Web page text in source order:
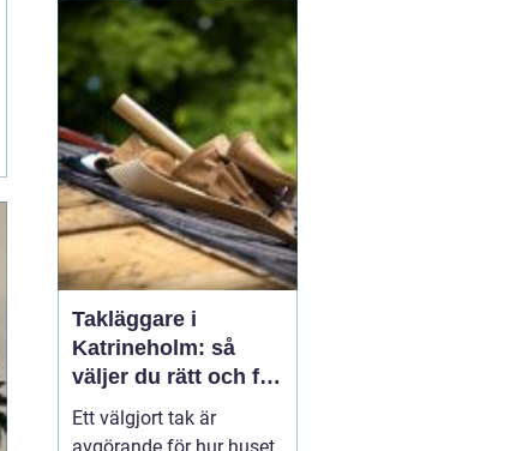
specialfordon.
Komposittillverkning
handlar om att
kombinera två eller fler
material för att skapa
något som...
Takläggare i
Katrineholm: så
väljer du rätt och får
ett tak som håller
Ett välgjort tak är